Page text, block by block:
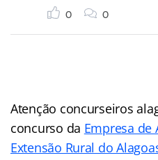
0 0
Atenção concurseiros
concurso da Empresa de
Extensão Rural do